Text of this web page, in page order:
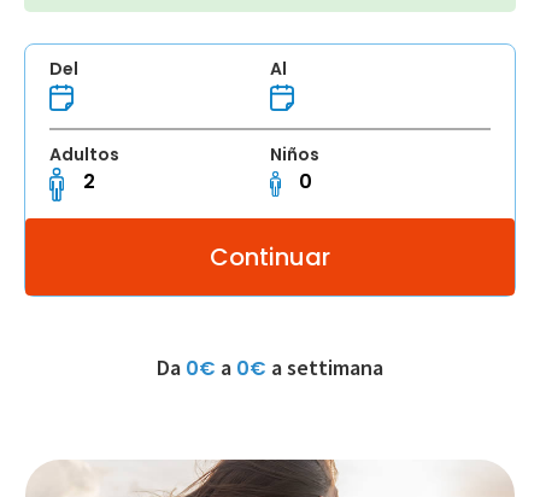
Del Al
Adultos Niños
Da 0€ a 0€ a settimana